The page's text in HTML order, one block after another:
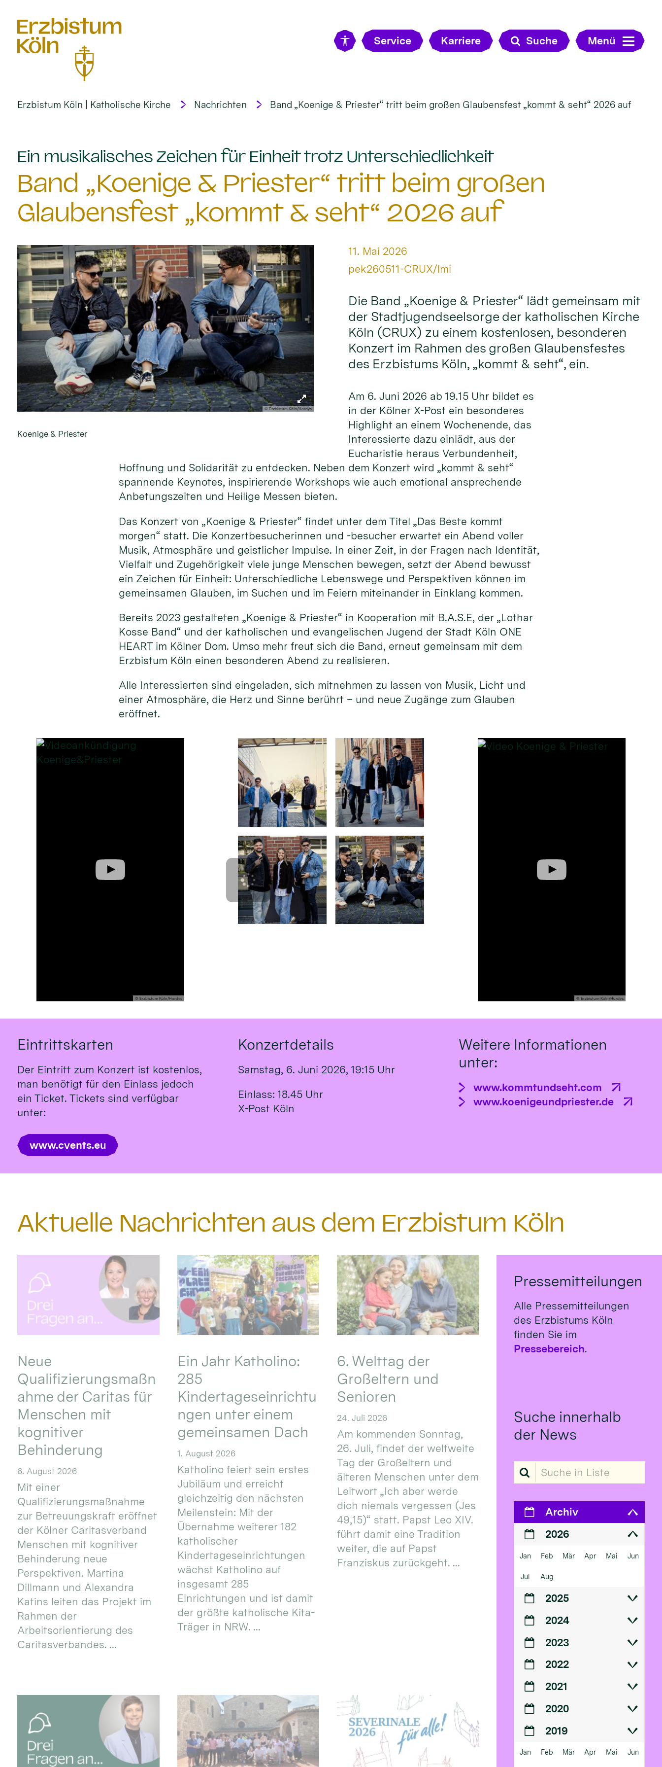
Service Karriere Suche Menü
Erzbistum Köln | Katholische Kirche Nachrichten Band „Koenige & Priester“ tritt beim großen Glaubensfest „kommt & seht“ 2026 auf
Ein musikalisches Zeichen für Einheit trotz Unterschiedlichkeit:
Band „Koenige & Priester“ tritt beim großen
Glaubensfest „kommt & seht“ 2026 auf
© Erzbistum Köln/Hordys
Koenige & Priester
Datum:
11. Mai 2026
Von:
pek260511-CRUX/lmi
Die Band „Koenige & Priester“ lädt gemeinsam mit
der Stadtjugendseelsorge der katholischen Kirche
Köln (CRUX) zu einem kostenlosen, besonderen
Konzert im Rahmen des großen Glaubensfestes
des Erzbistums Köln, „kommt & seht“, ein.
Am 6. Juni 2026 ab 19.15 Uhr bildet es
in der Kölner X-Post ein besonderes
Highlight an einem Wochenende, das
Interessierte dazu einlädt, aus der
Eucharistie heraus Verbundenheit,
Hoffnung und Solidarität zu entdecken. Neben dem Konzert wird „kommt & seht“
spannende Keynotes, inspirierende Workshops wie auch emotional ansprechende
Anbetungszeiten und Heilige Messen bieten.
Das Konzert von „Koenige & Priester“ findet unter dem Titel „Das Beste kommt
morgen“ statt. Die Konzertbesucherinnen und -besucher erwartet ein Abend voller
Musik, Atmosphäre und geistlicher Impulse. In einer Zeit, in der Fragen nach Identität,
Vielfalt und Zugehörigkeit viele junge Menschen bewegen, setzt der Abend bewusst
ein Zeichen für Einheit: Unterschiedliche Lebenswege und Perspektiven können im
gemeinsamen Glauben, im Suchen und im Feiern miteinander in Einklang kommen.
Bereits 2023 gestalteten „Koenige & Priester“ in Kooperation mit B.A.S.E, der „Lothar
Kosse Band“ und der katholischen und evangelischen Jugend der Stadt Köln ONE
HEART im Kölner Dom. Umso mehr freut sich die Band, erneut gemeinsam mit dem
Erzbistum Köln einen besonderen Abend zu realisieren.
Alle Interessierten sind eingeladen, sich mitnehmen zu lassen von Musik, Licht und
einer Atmosphäre, die Herz und Sinne berührt – und neue Zugänge zum Glauben
eröffnet.
© Erzbistum Köln/Hordys © Erzbistum Köln/Hordys
Eintrittskarten
Der Eintritt zum Konzert ist kostenlos,
man benötigt für den Einlass jedoch
ein Ticket. Tickets sind verfügbar
unter:
www.cvents.eu
Konzertdetails
Samstag, 6. Juni 2026, 19:15 Uhr
Einlass: 18.45 Uhr
X-Post Köln
Weitere Informationen
unter:
www.kommtundseht.com
www.koenigeundpriester.de
Aktuelle Nachrichten aus dem Erzbistum Köln
Neue
Qualifizierungsmaßn
ahme der Caritas für
Menschen mit
kognitiver
Behinderung
6. August 2026
Mit einer
Qualifizierungsmaßnahme
zur Betreuungskraft eröffnet
der Kölner Caritasverband
Menschen mit kognitiver
Behinderung neue
Perspektiven. Martina
Dillmann und Alexandra
Katins leiten das Projekt im
Rahmen der
Arbeitsorientierung des
Caritasverbandes. ...
Ein Jahr Katholino:
285
Kindertageseinrichtu
ngen unter einem
gemeinsamen Dach
1. August 2026
Katholino feiert sein erstes
Jubiläum und erreicht
gleichzeitig den nächsten
Meilenstein: Mit der
Übernahme weiterer 182
katholischer
Kindertageseinrichtungen
wächst Katholino auf
insgesamt 285
Einrichtungen und ist damit
der größte katholische Kita-
Träger in NRW. ...
6. Welttag der
Großeltern und
Senioren
24. Juli 2026
Am kommenden Sonntag,
26. Juli, findet der weltweite
Tag der Großeltern und
älteren Menschen unter dem
Leitwort „Ich aber werde
dich niemals vergessen (Jes
49,15)“ statt. Papst Leo XIV.
führt damit eine Tradition
weiter, die auf Papst
Franziskus zurückgeht. ...
Pressemitteilungen
Alle Pressemitteilungen
des Erzbistums Köln
finden Sie im
Pressebereich.
Suche innerhalb
der News
Suche in Liste
Archiv
2026
Jan Feb Mär Apr Mai Jun
Jul Aug
2025
2024
2023
2022
2021
2020
2019
Jan Feb Mär Apr Mai Jun